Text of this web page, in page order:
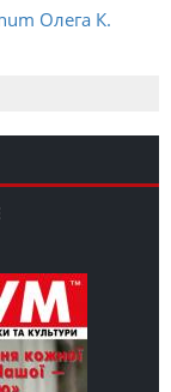
Олега К.
як